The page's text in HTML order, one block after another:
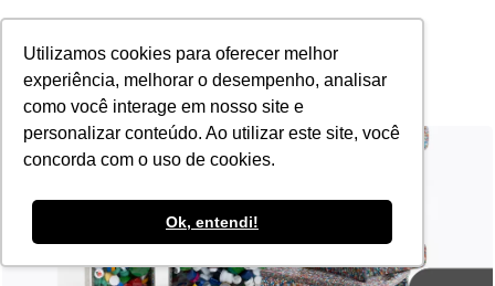
Utilizamos cookies para oferecer melhor
experiência, melhorar o desempenho, analisar
como você interage em nosso site e
personalizar conteúdo. Ao utilizar este site, você
concorda com o uso de cookies.
Ok, entendi!
POR